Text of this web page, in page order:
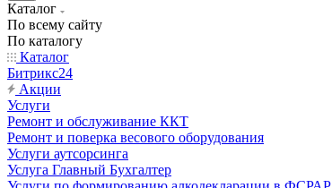
Каталог
По всему сайту
По каталогу
Каталог
Битрикс24
Акции
Услуги
Ремонт и обслуживание ККТ
Ремонт и поверка весового оборудования
Услуги аутсорсинга
Услуга Главный Бухгалтер